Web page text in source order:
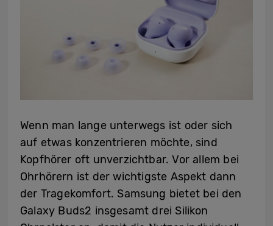
Wenn man lange unterwegs ist oder sich
auf etwas konzentrieren möchte, sind
Kopfhörer oft unverzichtbar. Vor allem bei
Ohrhörern ist der wichtigste Aspekt dann
der Tragekomfort. Samsung bietet bei den
Galaxy Buds2 insgesamt drei Silikon